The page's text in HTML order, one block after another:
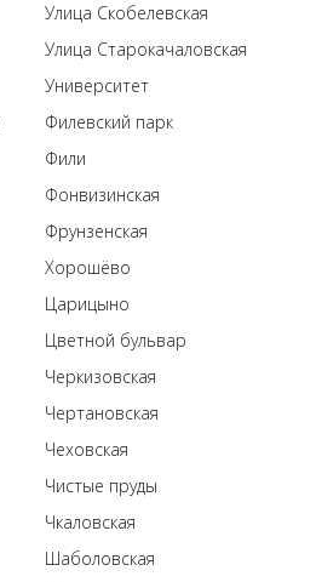
Улица Скобелевская
Улица Старокачаловская
Университет
Филевский парк
Фили
Фонвизинская
Фрунзенская
Хорошёво
Царицыно
Цветной бульвар
Черкизовская
Чертановская
Чеховская
Чистые пруды
Чкаловская
Шаболовская